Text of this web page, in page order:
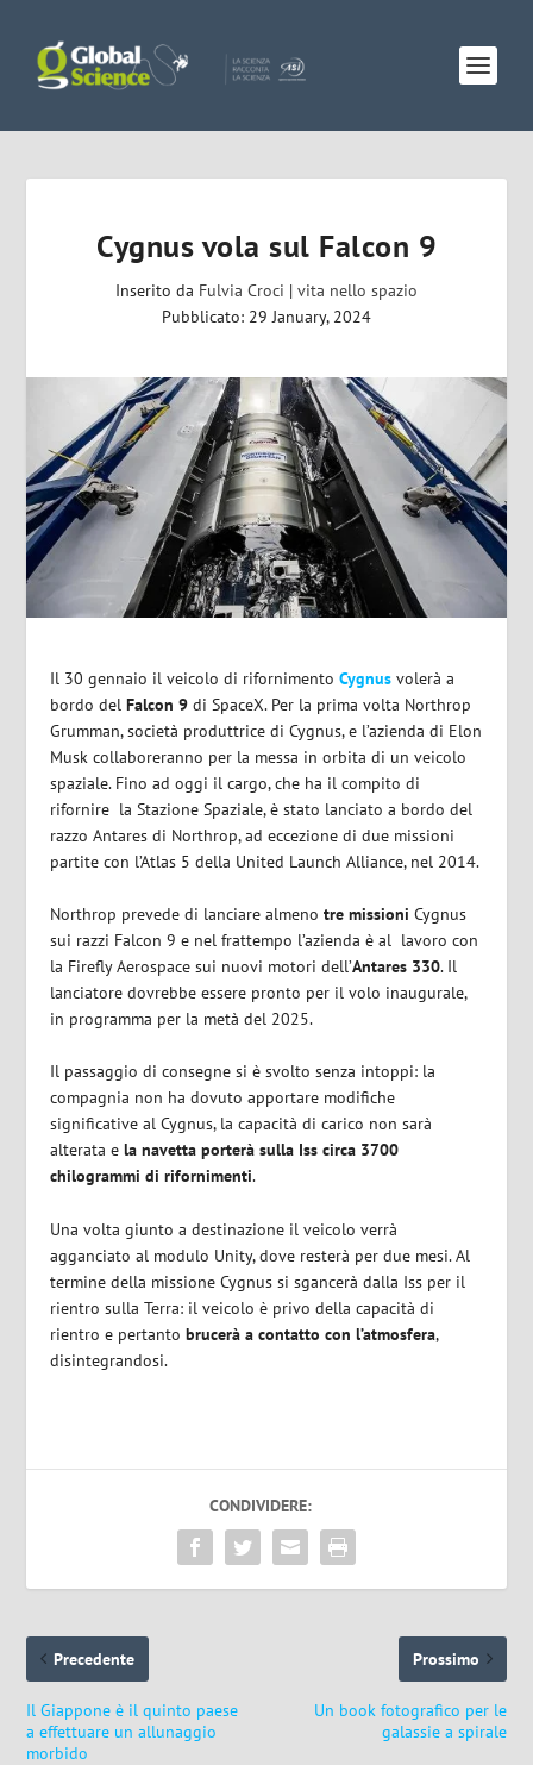
Cygnus vola sul Falcon 9
Inserito da Fulvia Croci | vita nello spazio
Pubblicato: 29 January, 2024
Il 30 gennaio il veicolo di rifornimentoCygnus volerà a
bordo delFalcon 9 di SpaceX. Per la prima volta Northrop
Grumman, società produttrice di Cygnus, e l’azienda di Elon
Musk collaboreranno per la messa in orbita di un veicolo
spaziale. Fino ad oggi il cargo, che ha il compito di
rifornire la Stazione Spaziale, è stato lanciato a bordo del
razzo Antares di Northrop, ad eccezione di due missioni
partite con l’Atlas 5 della United Launch Alliance, nel 2014.
Northrop prevede di lanciare almenotre missioni Cygnus
sui razzi Falcon 9 e nel frattempo l’azienda è al lavoro con
la Firefly Aerospace sui nuovi motori dell’Antares 330. Il
lanciatore dovrebbe essere pronto per il volo inaugurale,
in programma per la metà del 2025.
Il passaggio di consegne si è svolto senza intoppi: la
compagnia non ha dovuto apportare modifiche
significative al Cygnus, la capacità di carico non sarà
alterata ela navetta porterà sulla Iss circa 3700
chilogrammi di rifornimenti.
Una volta giunto a destinazione il veicolo verrà
agganciato al modulo Unity, dove resterà per due mesi. Al
termine della missione Cygnus si sgancerà dalla Iss per il
rientro sulla Terra: il veicolo è privo della capacità di
rientro e pertanto brucerà a contatto con l’atmosfera,
disintegrandosi.
CONDIVIDERE:
Precedente
Il Giappone è il quinto paese
a effettuare un allunaggio
morbido
Prossimo
Un book fotografico per le
galassie a spirale